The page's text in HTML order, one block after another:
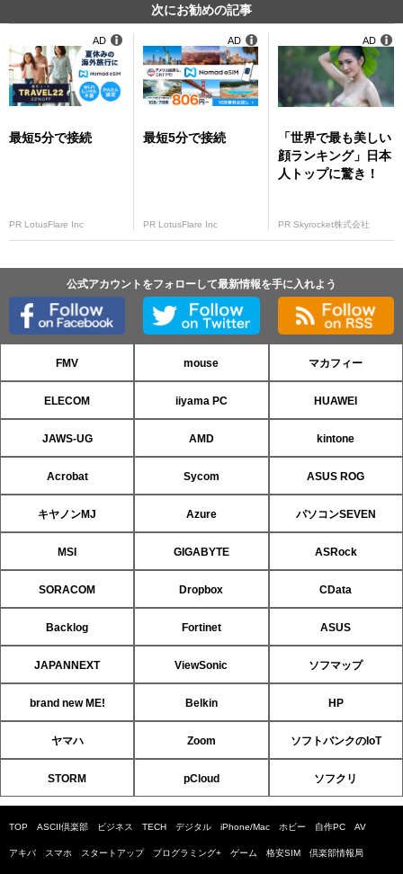
次にお勧めの記事
最短5分で接続
PR LotusFlare Inc
AD
最短5分で接続
PR LotusFlare Inc
AD
「世界で最も美しい
顔ランキング」日本
人トップに驚き！
PR Skyrocket株式会社
AD
公式アカウントをフォローして最新情報を手に入れよう
FMV mouse マカフィー
ELECOM iiyama PC HUAWEI
JAWS-UG AMD kintone
Acrobat Sycom ASUS ROG
キヤノンMJ Azure パソコンSEVEN
MSI GIGABYTE ASRock
SORACOM Dropbox CData
Backlog Fortinet ASUS
JAPANNEXT ViewSonic ソフマップ
brand new ME! Belkin HP
ヤマハ Zoom ソフトバンクのIoT
STORM pCloud ソフクリ
TOP ASCII倶楽部 ビジネス TECH デジタル iPhone/Mac ホビー 自作PC AV
アキバ スマホ スタートアップ プログラミング+ ゲーム 格安SIM 倶楽部情報局